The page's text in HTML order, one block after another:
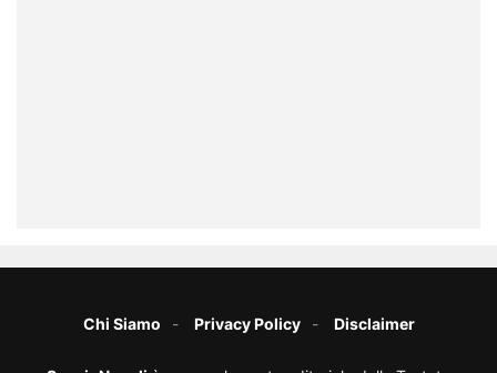
Chi Siamo Privacy Policy Disclaimer